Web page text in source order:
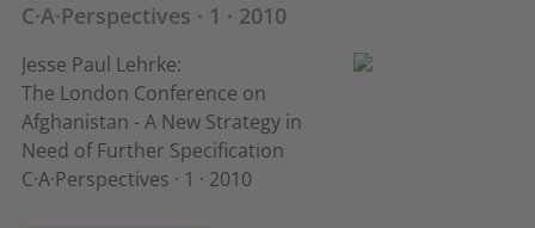
C·A·Perspectives · 1 · 2010
Jesse Paul Lehrke:
The London Conference on
Afghanistan - A New Strategy in
Need of Further Specification
C·A·Perspectives · 1 · 2010